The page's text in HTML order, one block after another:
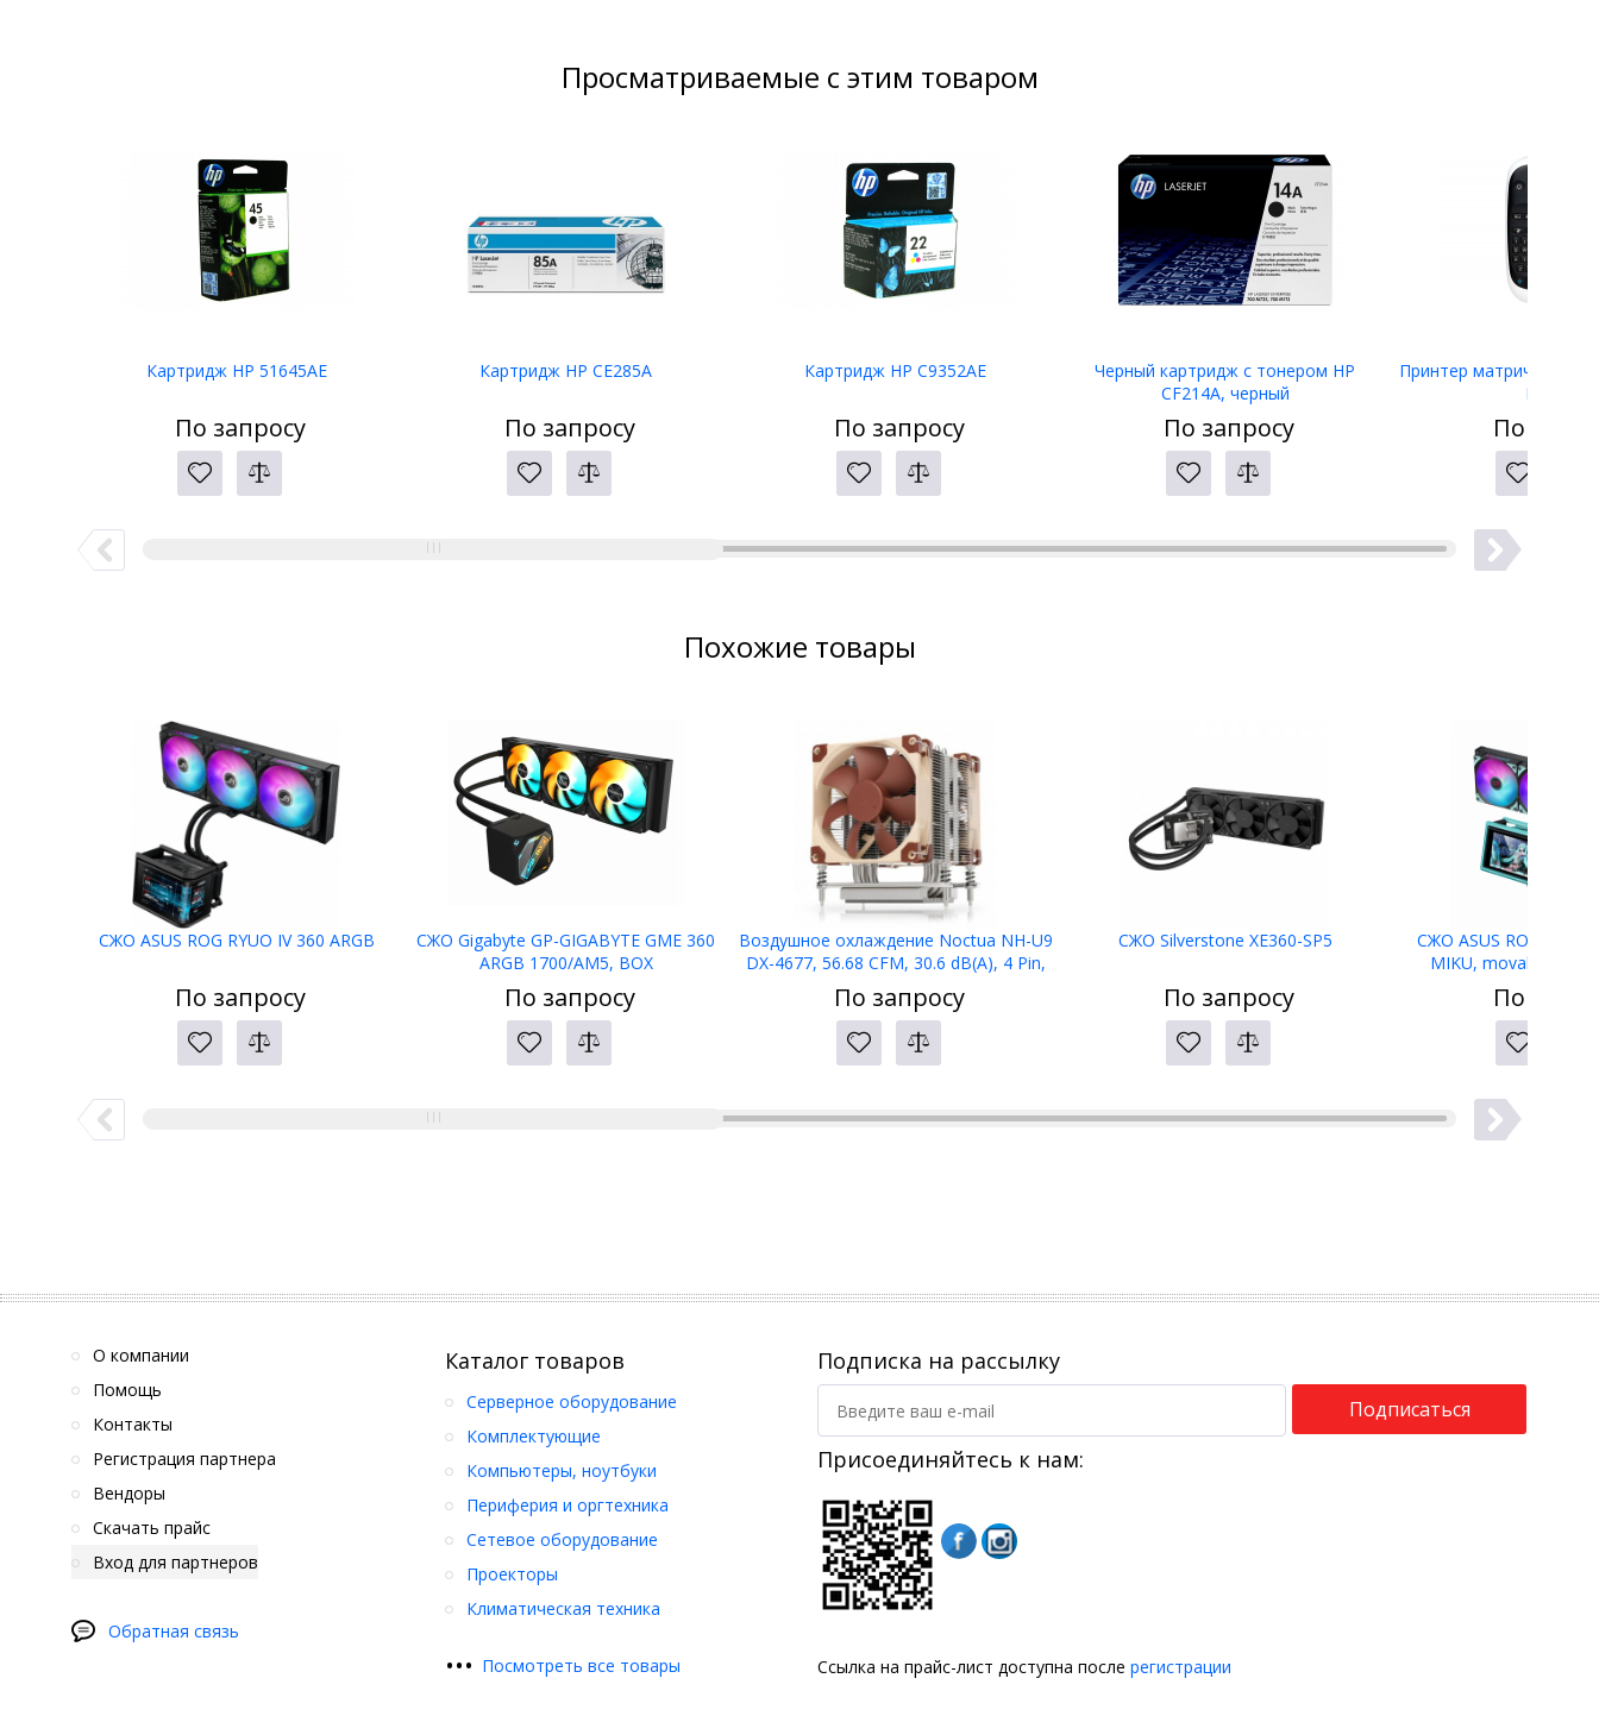
Просматриваемые с этим товаром
Картридж HP 51645AE
По запросу
Картридж HP CE285A
По запросу
Картридж HP C9352AE
По запросу
Черный картридж с тонером HP
CF214A, черный
По запросу
Принтер матричный
LW-400
По
Похожие товары
СЖО ASUS ROG RYUO IV 360 ARGB
По запросу
СЖО Gigabyte GP-GIGABYTE GME 360
ARGB 1700/AM5, BOX
По запросу
Воздушное охлаждение Noctua NH-U9
DX-4677, 56.68 CFM, 30.6 dB(A), 4 Pin,
Fan amp; Heatsinks
По запросу
СЖО Silverstone XE360-SP5
По запросу
СЖО ASUS ROG RYUO
MIKU, movable
AMOLED display,
1700, 1851,
По
О компании
Помощь
Контакты
Регистрация партнера
Вендоры
Скачать прайс
Вход для партнеров
Обратная связь
Каталог товаров
Серверное оборудование
Комплектующие
Компьютеры, ноутбуки
Периферия и оргтехника
Сетевое оборудование
Проекторы
Климатическая техника
••• Посмотреть все товары
Подписка на рассылку
Подписаться
Присоединяйтесь к нам:
Ссылка на прайс-лист доступна после регистрации